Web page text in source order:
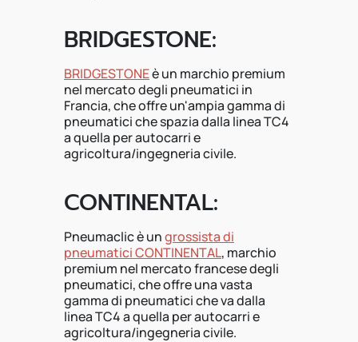
BRIDGESTONE:
BRIDGESTONEè un marchio premium
nel mercato degli pneumatici in
Francia, che offre un'ampia gamma di
pneumatici che spazia dalla linea TC4
a quella per autocarri e
agricoltura/ingegneria civile.
CONTINENTAL:
Pneumaclic è ungrossista di
pneumatici CONTINENTAL, marchio
premium nel mercato francese degli
pneumatici, che offre una vasta
gamma di pneumatici che va dalla
linea TC4 a quella per autocarri e
agricoltura/ingegneria civile.